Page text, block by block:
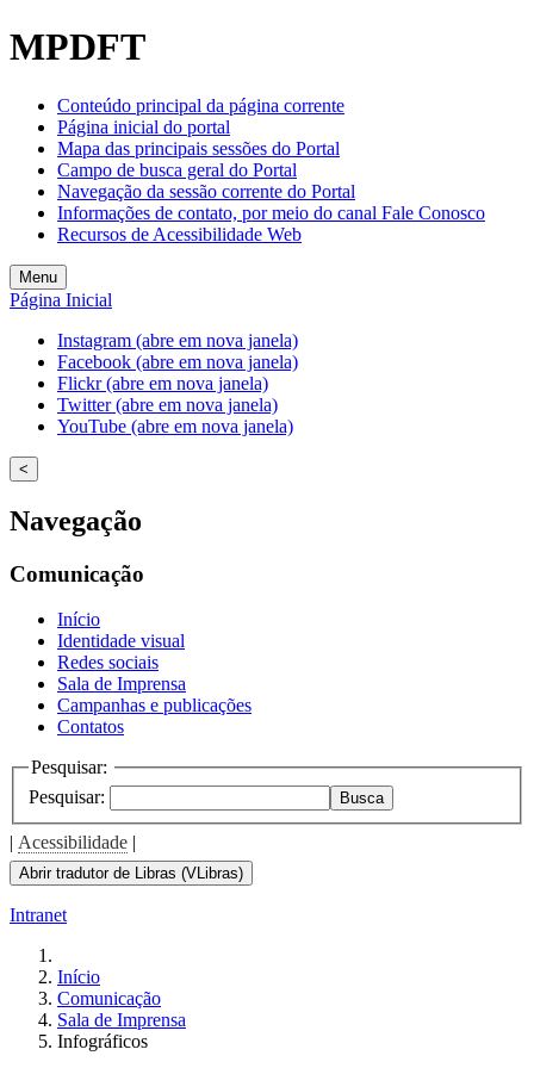
MPDFT
Conteúdo principal da página corrente
Página inicial do portal
Mapa das principais sessões do Portal
Campo de busca geral do Portal
Navegação da sessão corrente do Portal
Informações de contato, por meio do canal Fale Conosco
Recursos de Acessibilidade Web
Menu
Página Inicial
Instagram (abre em nova janela)
Facebook (abre em nova janela)
Flickr (abre em nova janela)
Twitter (abre em nova janela)
YouTube (abre em nova janela)
<
Navegação
Comunicação
Início
Identidade visual
Redes sociais
Sala de Imprensa
Campanhas e publicações
Contatos
Pesquisar:
Pesquisar:
Busca
| Acessibilidade |
Abrir tradutor de Libras (VLibras)
Intranet
Início
Comunicação
Sala de Imprensa
Infográficos